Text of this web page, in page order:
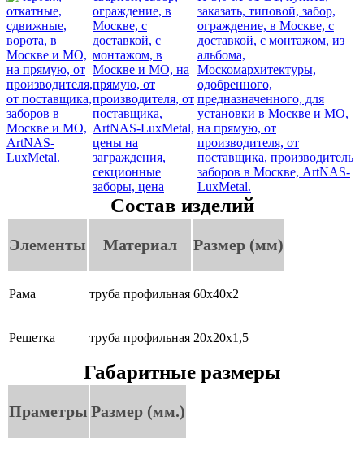
Состав изделий
Элементы Материал Размер (мм)
Рама труба профильная 60х40х2
Решетка труба профильная 20х20х1,5
Габаритные размеры
Праметры Размер (мм.)